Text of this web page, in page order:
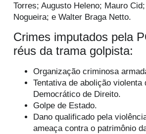
Torres; Augusto Heleno; Mauro
Nogueira; e Walter Braga Netto.
Crimes imputados pela
réus da trama golpista:
Organização criminosa
Tentativa de abolição violenta
Democrático de Direito.
Golpe de Estado.
Dano qualificado pela
ameaça contra o patrimônio